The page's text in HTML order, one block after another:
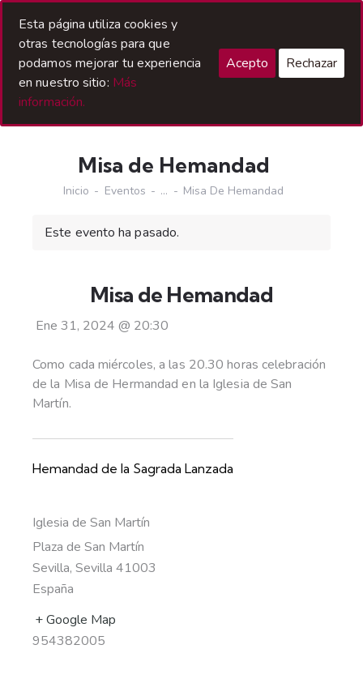
Misa de Hemandad
Inicio Eventos ... Misa De Hemandad
Este evento ha pasado.
Misa de Hemandad
Ene 31, 2024 @ 20:30
Como cada miércoles, a las 20.30 horas celebración
de la Misa de Hermandad en la Iglesia de San
Martín.
Hemandad de la Sagrada Lanzada
Iglesia de San Martín
Plaza de San Martín
Sevilla, Sevilla 41003
España
+ Google Map
954382005
Esta página utiliza cookies y
otras tecnologías para que
podamos mejorar tu experiencia
en nuestro sitio: Más
información.
Acepto Rechazar